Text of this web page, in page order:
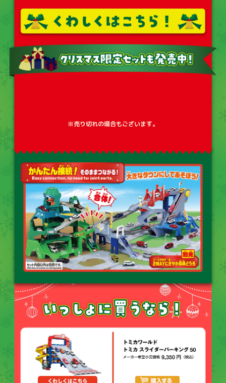
※売り切れの場合もございます。